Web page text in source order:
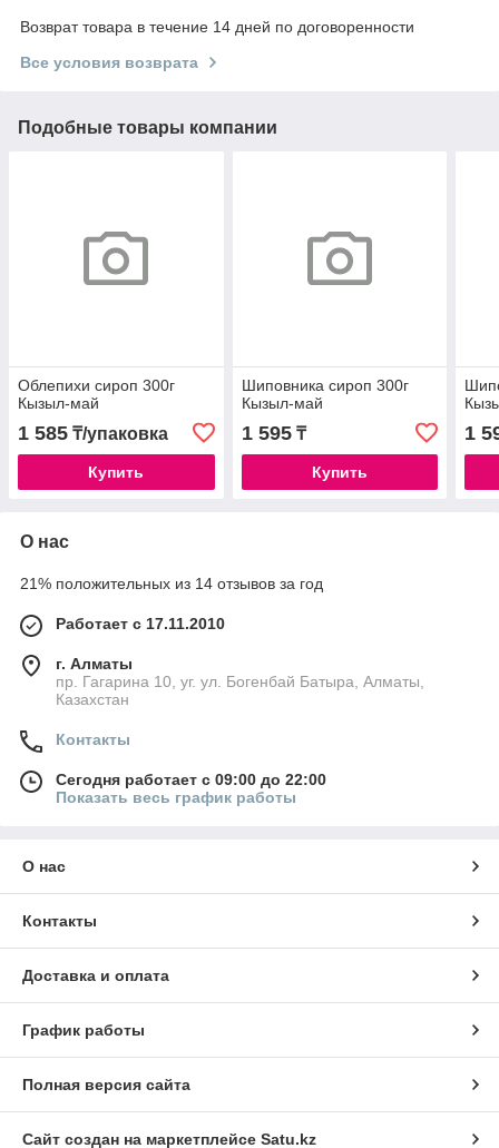
Возврат товара в течение 14 дней по договоренности
Все условия возврата
Подобные товары компании
Облепихи сироп 300г
Кызыл-май
1 585 ₸/упаковка
Купить
Шиповника сироп 300г
Кызыл-май
1 595₸
Купить
1
О нас
21% положительных из 14 отзывов за год
Работает с 17.11.2010
г. Алматы
пр. Гагарина 10, уг. ул. Богенбай Батыра, Алматы,
Казахстан
Контакты
Сегодня работает с 09:00 до 22:00
Показать весь график работы
О нас
Контакты
Доставка и оплата
График работы
Полная версия сайта
Сайт создан на маркетплейсе Satu.kz